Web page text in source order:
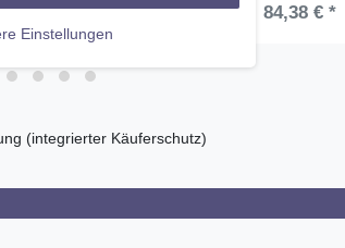
84,38 € *
(integrierter Käuferschutz)
Einstellungen